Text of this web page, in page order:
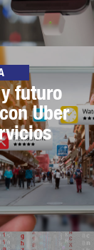
futuro
Uber